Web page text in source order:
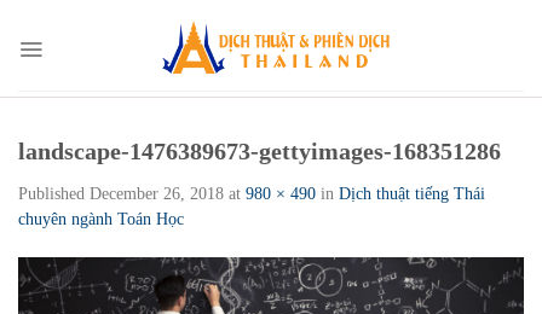
content
landscape-1476389673-gettyimages-168351286
Published December 26, 2018 at 980 × 490 in Dịch thuật tiếng Thái
chuyên ngành Toán Học